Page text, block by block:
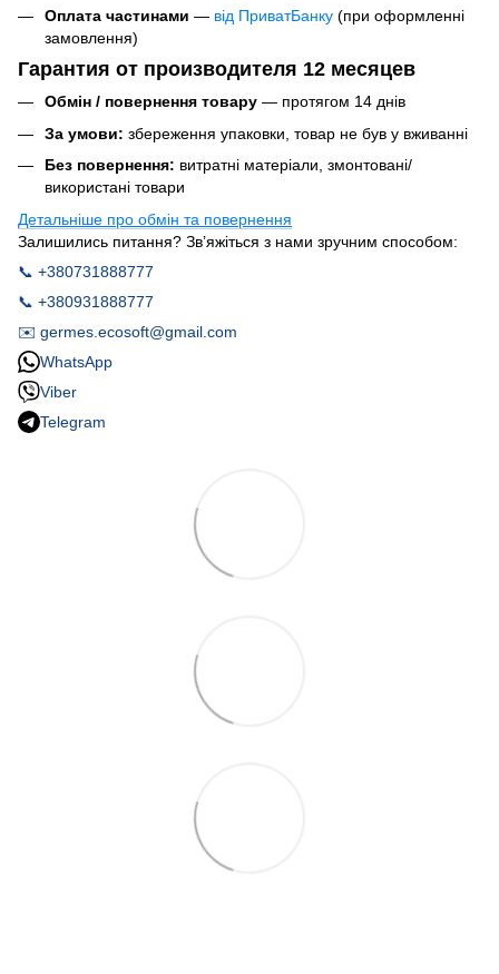
Оплата частинами — від ПриватБанку (при оформленні
замовлення)
Гарантия от производителя 12 месяцев
Обмін / повернення товару — протягом 14 днів
За умови: збереження упаковки, товар не був у вживанні
Без повернення: витратні матеріали, змонтовані/
використані товари
Детальніше про обмін та повернення
Залишились питання? Зв’яжіться з нами зручним способом:
📞 +380731888777
📞 +380931888777
✉️ germes.ecosoft@gmail.com
WhatsApp
Viber
Telegram